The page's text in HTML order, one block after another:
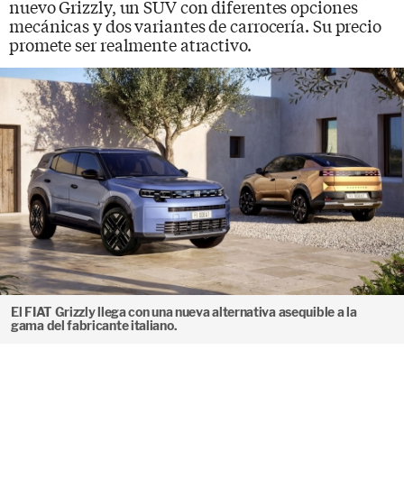
nuevo Grizzly, un SUV con diferentes opciones
mecánicas y dos variantes de carrocería. Su precio
promete ser realmente atractivo.
El FIAT Grizzly llega con una nueva alternativa asequible a la
gama del fabricante italiano.